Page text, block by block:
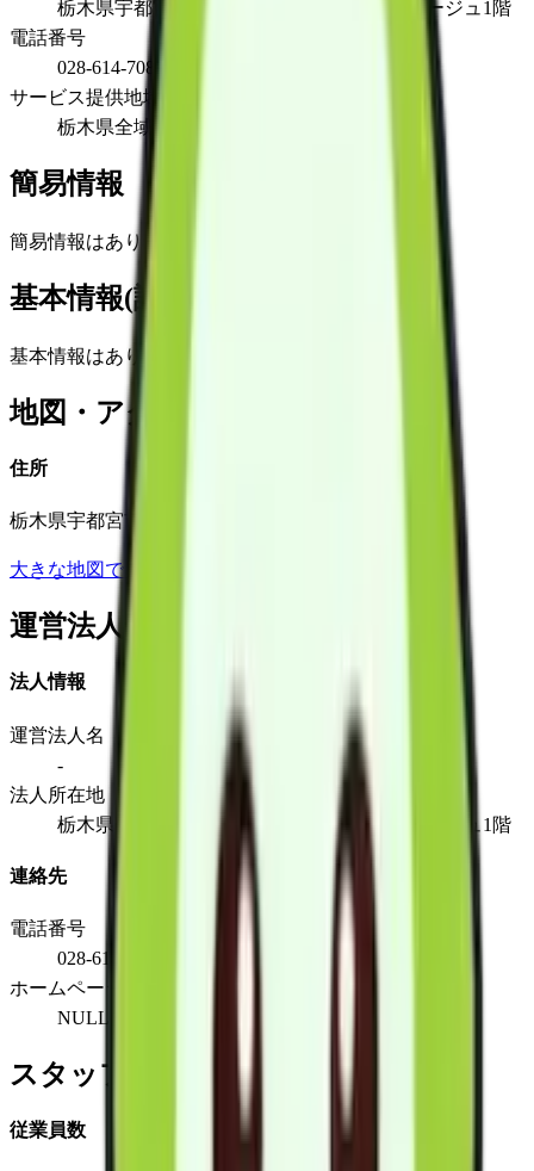
栃木県宇都宮市花房1丁目15-2アッサンブラージュ1階
電話番号
028-614-7080
サービス提供地域
栃木県全域
簡易情報
簡易情報はありません
基本情報(詳細)
基本情報はありません
地図・アクセス
住所
栃木県宇都宮市花房1丁目15-2アッサンブラージュ1階
大きな地図で見る
運営法人
法人情報
運営法人名
-
法人所在地
栃木県宇都宮市花房1丁目15-2アッサンブラージュ1階
連絡先
電話番号
028-614-7080
ホームページ
NULL
スタッフ情報
従業員数